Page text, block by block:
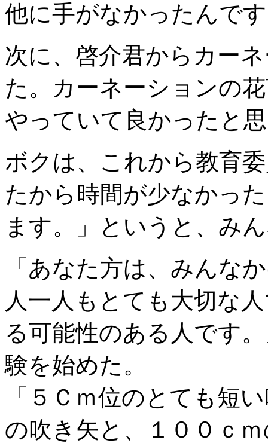
他に手がなかったんで
次に、啓介君からカー
た。カーネーションの
やっていて良かったと
ボクは、これから教育
たから時間が少なかっ
ます。」というと、み
「あなた方は、みんな
人一人もとても大切な
る可能性のある人です
験を始めた。
「５Ｃｍ位のとても短
の吹き矢と、１００ｃ